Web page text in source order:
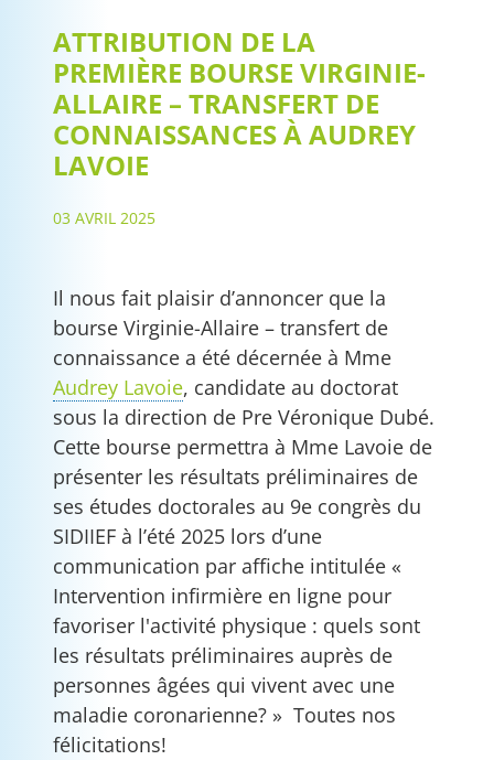
ATTRIBUTION DE LA
PREMIÈRE BOURSE VIRGINIE-
ALLAIRE – TRANSFERT DE
CONNAISSANCES À AUDREY
LAVOIE
03 AVRIL 2025
Il nous fait plaisir d’annoncer que la
bourse Virginie-Allaire – transfert de
connaissance a été décernée à Mme
Audrey Lavoie, candidate au doctorat
sous la direction de Pre Véronique Dubé.
Cette bourse permettra à Mme Lavoie de
présenter les résultats préliminaires de
ses études doctorales au 9e congrès du
SIDIIEF à l’été 2025 lors d’une
communication par affiche intitulée «
Intervention infirmière en ligne pour
favoriser l'activité physique : quels sont
les résultats préliminaires auprès de
personnes âgées qui vivent avec une
maladie coronarienne? » Toutes nos
félicitations!